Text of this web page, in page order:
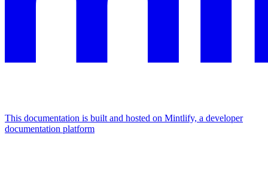
This documentation is built and hosted on Mintlify, a developer
documentation platform